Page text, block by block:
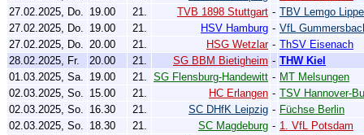
27.02.2025, Do. 19.00 21. TVB 1898 Stuttgart - TBV Lemgo Lippe
27.02.2025, Do. 19.00 21. HSV Hamburg - VfL
27.02.2025, Do. 20.00 21. HSG Wetzlar - ThSV Eisenach
28.02.2025, Fr.
20.00 21. SG BBM Bietigheim - THW Kiel
01.03.2025, Sa. 19.00 21. SG Flensburg-Handewitt - MT Melsungen
02.03.2025, So. 15.00 21. HC Erlangen - TSV Hannover-
02.03.2025, So. 16.30 21. SC DHfK Leipzig - Füchse Berlin
02.03.2025, So. 18.30 21. SC Magdeburg - 1. VfL Potsdam